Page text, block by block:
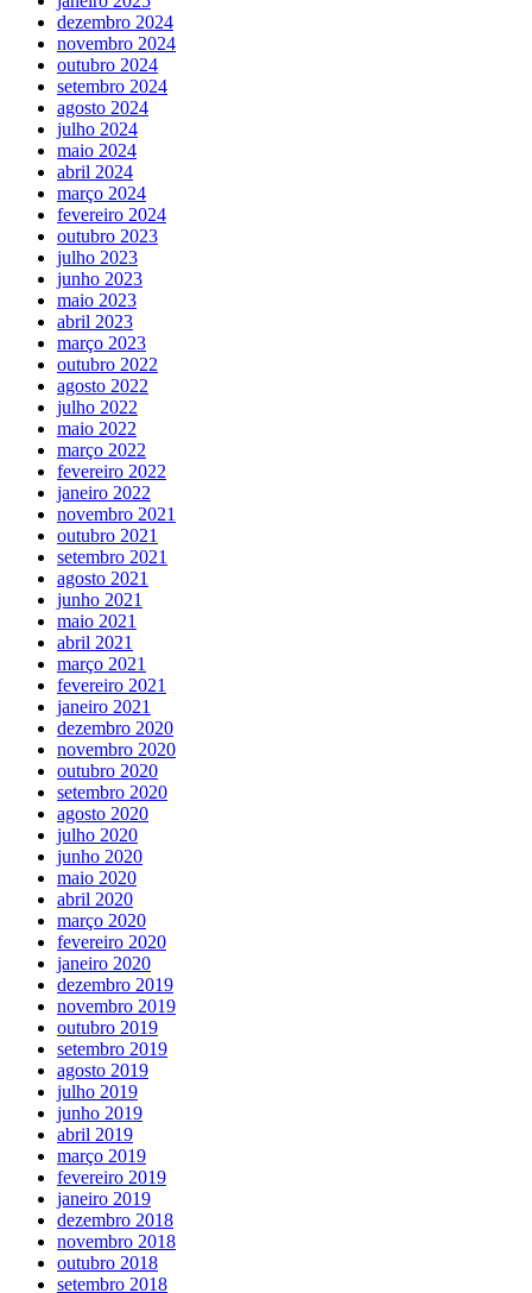
dezembro 2024
novembro 2024
outubro 2024
setembro 2024
agosto 2024
julho 2024
maio 2024
abril 2024
março 2024
fevereiro 2024
outubro 2023
julho 2023
junho 2023
maio 2023
abril 2023
março 2023
outubro 2022
agosto 2022
julho 2022
maio 2022
março 2022
fevereiro 2022
janeiro 2022
novembro 2021
outubro 2021
setembro 2021
agosto 2021
junho 2021
maio 2021
abril 2021
março 2021
fevereiro 2021
janeiro 2021
dezembro 2020
novembro 2020
outubro 2020
setembro 2020
agosto 2020
julho 2020
junho 2020
maio 2020
abril 2020
março 2020
fevereiro 2020
janeiro 2020
dezembro 2019
novembro 2019
outubro 2019
setembro 2019
agosto 2019
julho 2019
junho 2019
abril 2019
março 2019
fevereiro 2019
janeiro 2019
dezembro 2018
novembro 2018
outubro 2018
setembro 2018